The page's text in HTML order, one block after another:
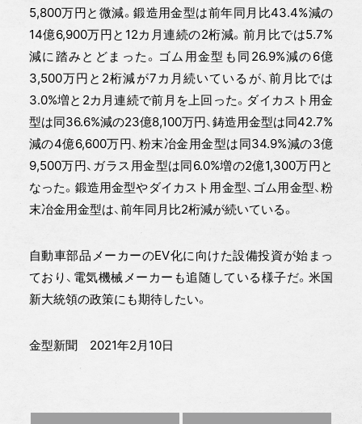
5,800万円と微減。鍛造用金型は前年同月比43.4%減の
14億6,900万円と12カ月連続の2桁減。前月比では5.7%
減に踏みとどまった。ゴム用金型も同26.9%減の6億
3,500万円と2桁減が7カ月続いているが、前月比では
3.0%増と2カ月連続で前月を上回った。ダイカスト用金
型は同36.6%減の23億8,100万円、鋳造用金型は同42.7%
減の4億6,600万円、粉末冶金用金型は同34.9%減の3億
9,500万円、ガラス用金型は同6.0%増の2億1,300万円と
なった。鍛造用金型やダイカスト用金型、ゴム用金型、粉
末冶金用金型は、前年同月比2桁減が続いている。
自動車部品メーカーのEV化に向けた設備投資が始まっ
ており、電気機械メーカーも追随している様子だ。米国
新大統領の政策にも期待したい。
金型新聞 2021年2月10日